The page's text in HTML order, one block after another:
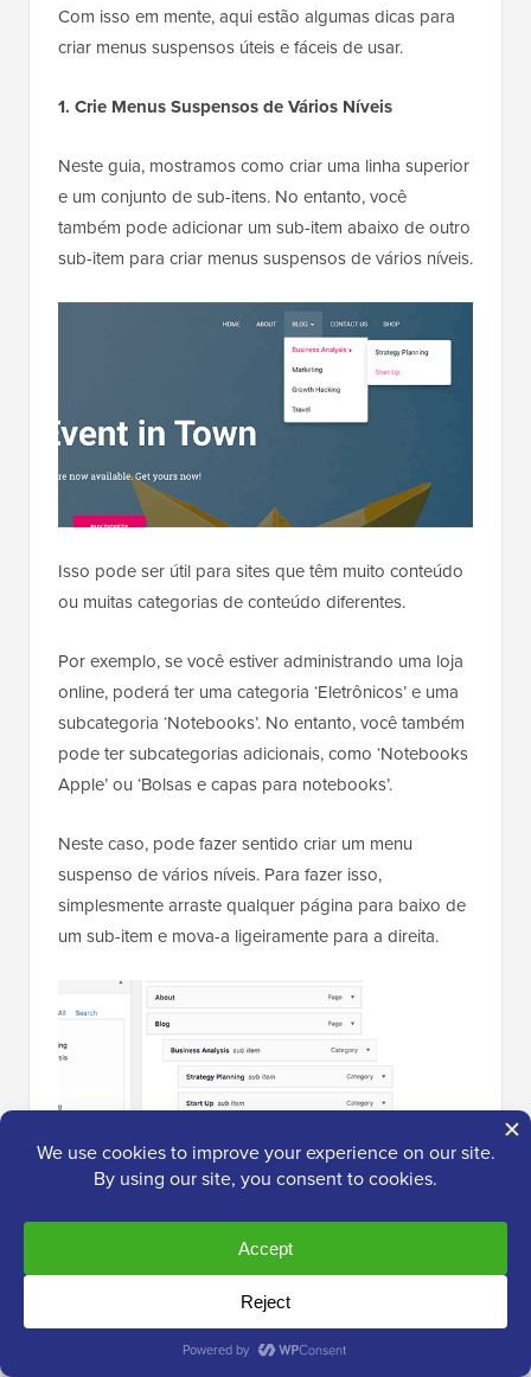
Com isso em mente, aqui estão algumas dicas para
criar menus suspensos úteis e fáceis de usar.
1. Crie Menus Suspensos de Vários Níveis
Neste guia, mostramos como criar uma linha superior
e um conjunto de sub-itens. No entanto, você
também pode adicionar um sub-item abaixo de outro
sub-item para criar menus suspensos de vários níveis.
Isso pode ser útil para sites que têm muito conteúdo
ou muitas categorias de conteúdo diferentes.
Por exemplo, se você estiver administrando uma loja
online, poderá ter uma categoria ‘Eletrônicos’ e uma
subcategoria ‘Notebooks’. No entanto, você também
pode ter subcategorias adicionais, como ‘Notebooks
Apple’ ou ‘Bolsas e capas para notebooks’.
Neste caso, pode fazer sentido criar um menu
suspenso de vários níveis. Para fazer isso,
simplesmente arraste qualquer página para baixo de
um sub-item e mova-a ligeiramente para a direita.
2. Crie Múltiplos Menus Dropdown
Você pode criar quantos menus dropdown quiser e
exibi-los em diferentes áreas do seu site. Por
exemplo, você pode criar um menu dropdown